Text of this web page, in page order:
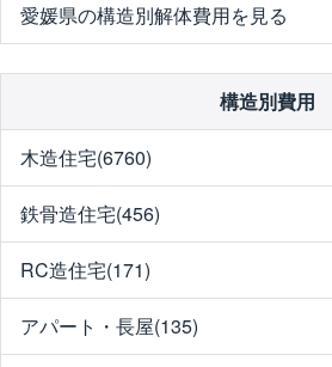
愛媛県の構造別解体費用を見る
構造別費用
木造住宅(6760)
鉄骨造住宅(456)
RC造住宅(171)
アパート・長屋(135)